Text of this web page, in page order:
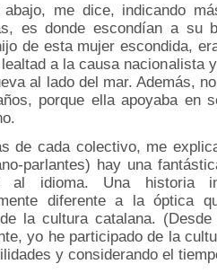
me dice, indicando
es donde escondían a su
de esta mujer escondida,
a la causa nacionalista
al lado del mar. Además,
porque ella apoyaba en
cada colectivo, me
parlantes) hay una
al idioma. Una historia
diferente a la óptica
la cultura catalana.
yo he participado de la
y considerando el